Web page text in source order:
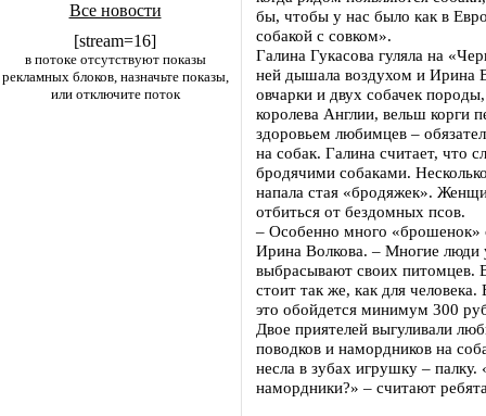
Все новости
[stream=16]
в потоке отсутствуют показы
рекламных блоков, назначьте показы,
или отключите поток
бы, чтобы у нас было как в
собакой с совком».
Галина Гукасова гуляла на
ней дышала воздухом и Ирина
овчарки и двух собачек
королева Англии, вельш корги
здоровьем любимцев –
на собак. Галина считает, что
бродячими собаками.
напала стая «бродяжек».
отбиться от бездомных псов.
– Особенно много «брошенок»
Ирина Волкова. – Многие люди
выбрасывают своих питомцев.
стоит так же, как для
это обойдется минимум 300
Двое приятелей выгуливали
поводков и намордников на
несла в зубах игрушку –
намордники?» – считают